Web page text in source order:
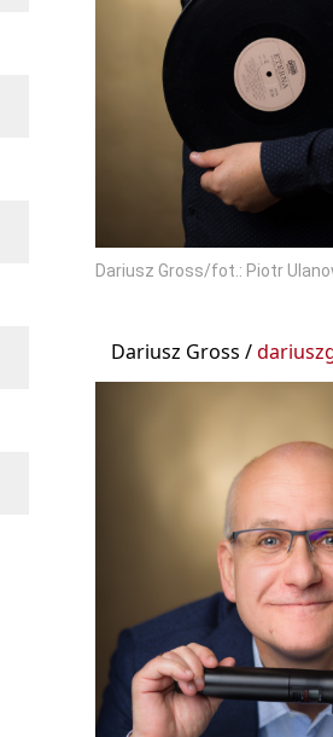
Dariusz Gross/fot.: Piotr
Dariusz Gross /